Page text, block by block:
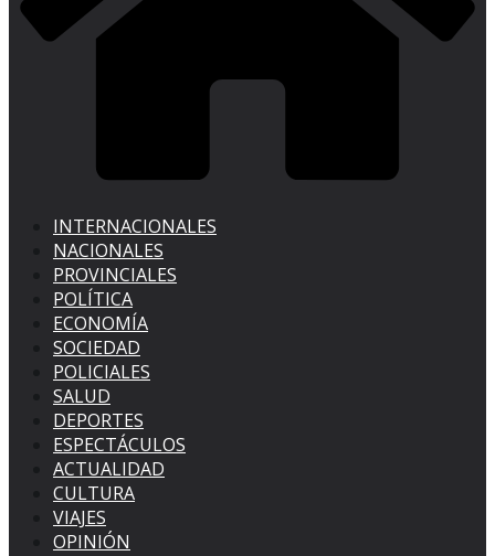
INTERNACIONALES
NACIONALES
PROVINCIALES
POLÍTICA
ECONOMÍA
SOCIEDAD
POLICIALES
SALUD
DEPORTES
ESPECTÁCULOS
ACTUALIDAD
CULTURA
VIAJES
OPINIÓN